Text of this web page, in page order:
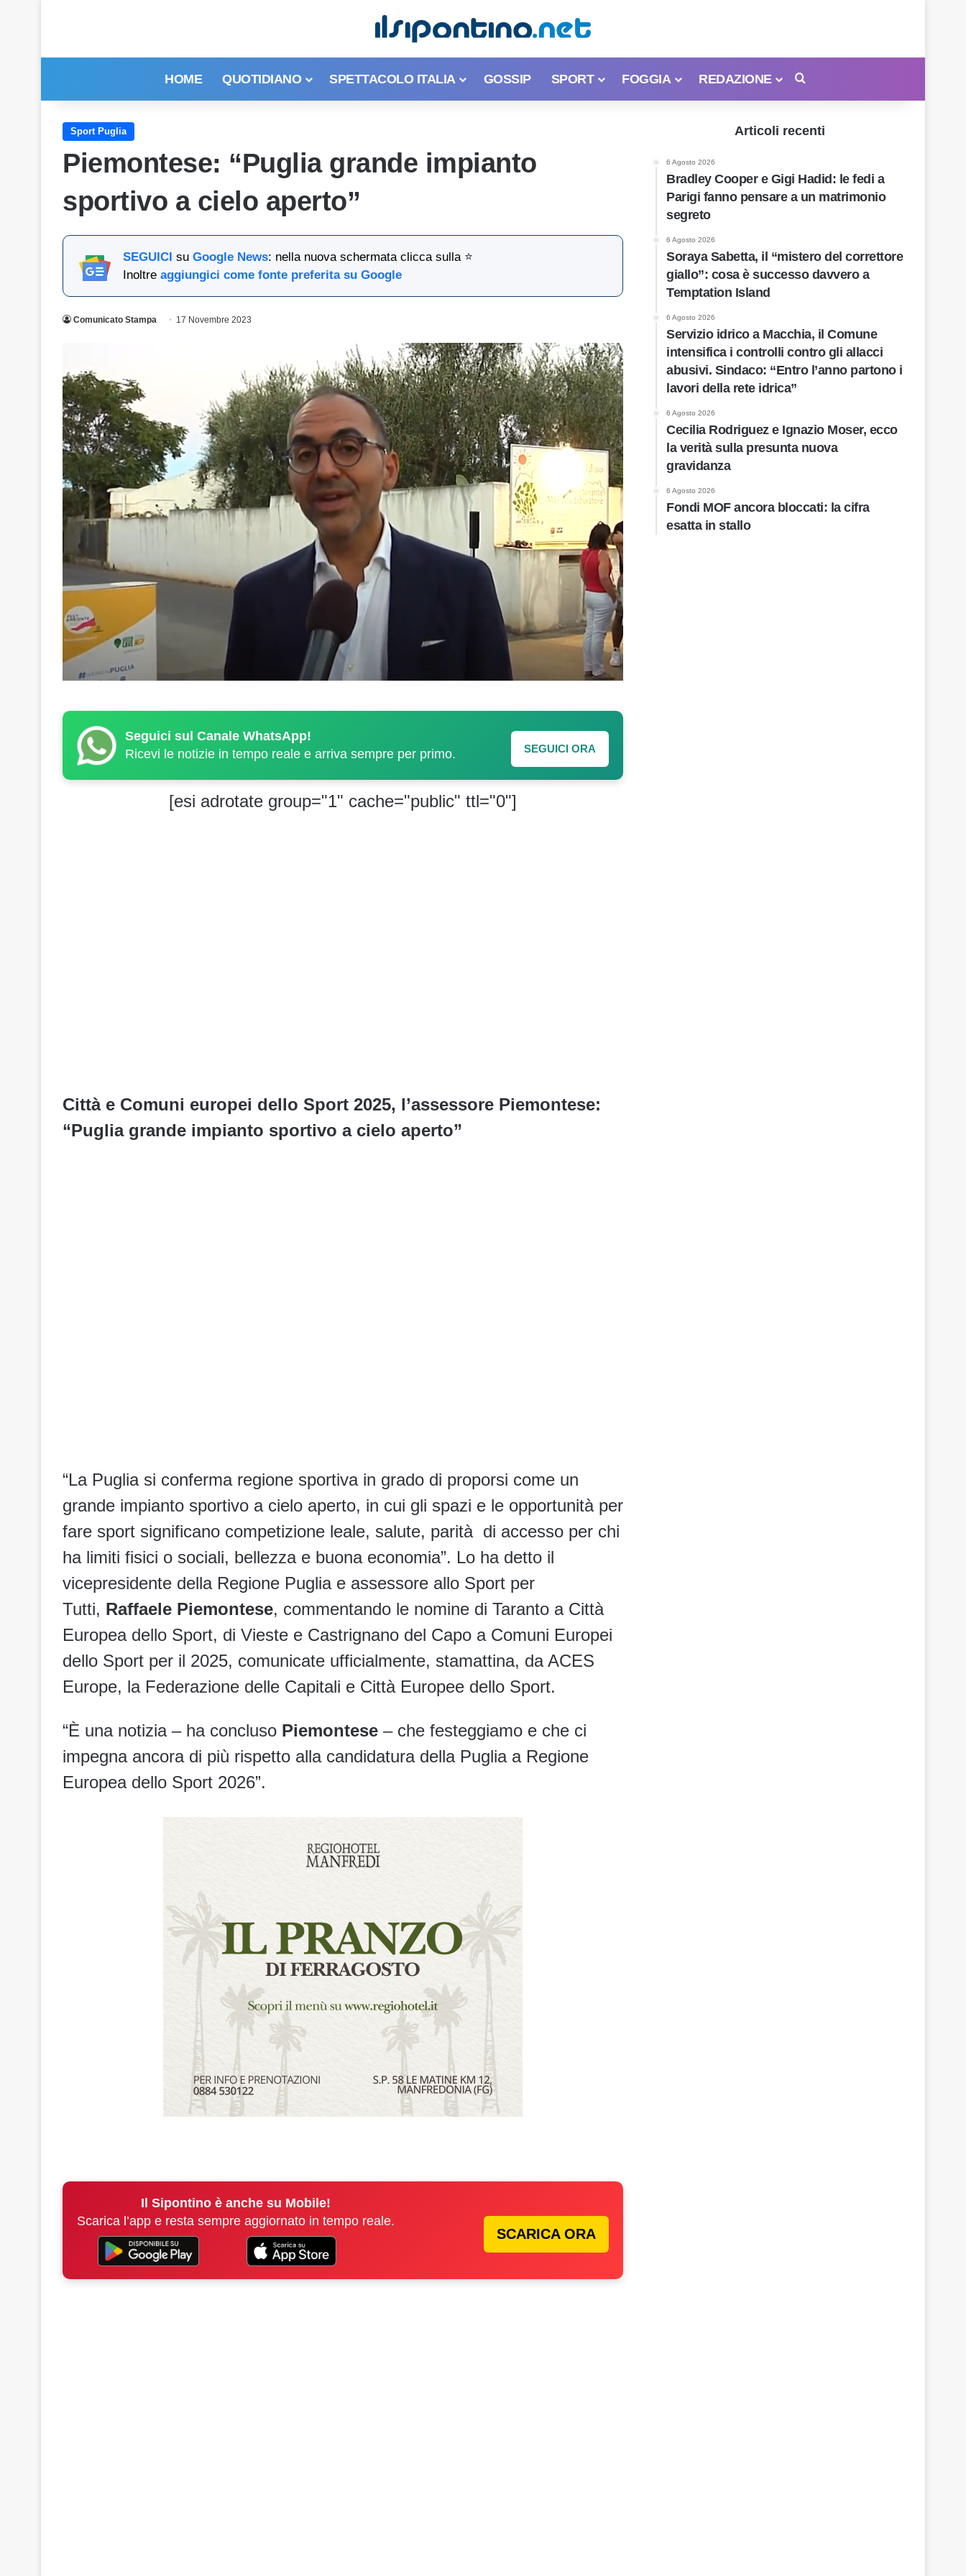
HOME QUOTIDIANO SPETTACOLO ITALIA GOSSIP SPORT FOGGIA REDAZIONE
Sport Puglia
Piemontese: “Puglia grande impianto
sportivo a cielo aperto”
SEGUICI su Google News: nella nuova schermata clicca sulla ⭐
Inoltre aggiungici come fonte preferita su Google
Comunicato Stampa 17 Novembre 2023
Seguici sul Canale WhatsApp!
Ricevi le notizie in tempo reale e arriva sempre per primo.
SEGUICI ORA
[esi adrotate group="1" cache="public" ttl="0"]
Città e Comuni europei dello Sport 2025, l’assessore Piemontese:
“Puglia grande impianto sportivo a cielo aperto”
“La Puglia si conferma regione sportiva in grado di proporsi come un
grande impianto sportivo a cielo aperto, in cui gli spazi e le opportunità per
fare sport significano competizione leale, salute, parità di accesso per chi
ha limiti fisici o sociali, bellezza e buona economia”. Lo ha detto il
vicepresidente della Regione Puglia e assessore allo Sport per
Tutti, Raffaele Piemontese, commentando le nomine di Taranto a Città
Europea dello Sport, di Vieste e Castrignano del Capo a Comuni Europei
dello Sport per il 2025, comunicate ufficialmente, stamattina, da ACES
Europe, la Federazione delle Capitali e Città Europee dello Sport.
“È una notizia – ha concluso Piemontese – che festeggiamo e che ci
impegna ancora di più rispetto alla candidatura della Puglia a Regione
Europea dello Sport 2026”.
Il Sipontino è anche su Mobile!
Scarica l’app e resta sempre aggiornato in tempo reale.
SCARICA ORA
Articoli recenti
6 Agosto 2026
Bradley Cooper e Gigi Hadid: le fedi a
Parigi fanno pensare a un matrimonio
segreto
6 Agosto 2026
Soraya Sabetta, il “mistero del correttore
giallo”: cosa è successo davvero a
Temptation Island
6 Agosto 2026
Servizio idrico a Macchia, il Comune
intensifica i controlli contro gli allacci
abusivi. Sindaco: “Entro l’anno partono i
lavori della rete idrica”
6 Agosto 2026
Cecilia Rodriguez e Ignazio Moser, ecco
la verità sulla presunta nuova
gravidanza
6 Agosto 2026
Fondi MOF ancora bloccati: la cifra
esatta in stallo